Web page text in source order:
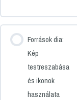
Források dia:
Kép
testreszabása
és ikonok
használata